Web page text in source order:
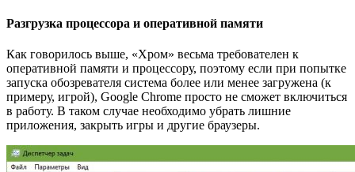
Разгрузка процессора и оперативной памяти
Как говорилось выше, «Хром» весьма требователен к
оперативной памяти и процессору, поэтому если при попытке
запуска обозревателя система более или менее загружена (к
примеру, игрой), Google Chrome просто не сможет включиться
в работу. В таком случае необходимо убрать лишние
приложения, закрыть игры и другие браузеры.